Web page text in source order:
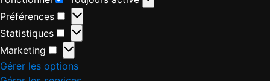
Préférences
Statistiques
Marketing
Gérer les options